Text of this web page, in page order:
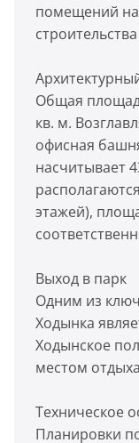
помещений
Общая
кв. м.
офисная
насчитывает
этажей),
Выход в парк
Одним из
Ходынка
Ходынское
местом
Техническое
Планировки